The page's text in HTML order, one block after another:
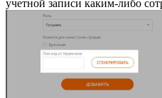
учетной записи каким-либо